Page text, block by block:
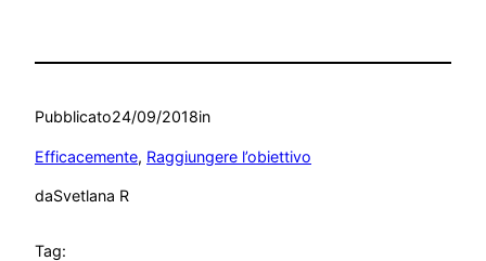
Pubblicato24/09/2018in
Efficacemente, Raggiungere l’obiettivo
daSvetlana R
Tag: